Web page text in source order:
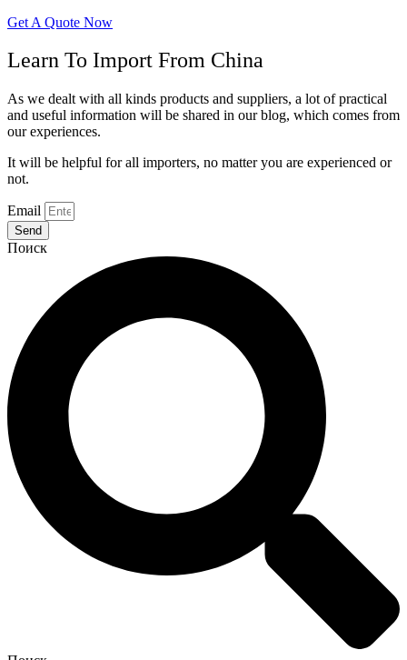
Get A Quote Now
Learn To Import From China
As we dealt with all kinds products and suppliers, a lot of practical
and useful information will be shared in our blog, which comes from
our experiences.
It will be helpful for all importers, no matter you are experienced or
not.
Email
Send
Поиск